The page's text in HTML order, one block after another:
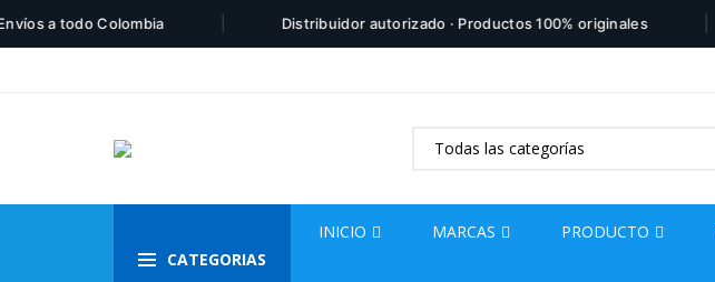
a todo Colombia Distribuidor autorizado · Productos 100% originales
CATEGORIAS
INICIO MARCAS PRODUCTO